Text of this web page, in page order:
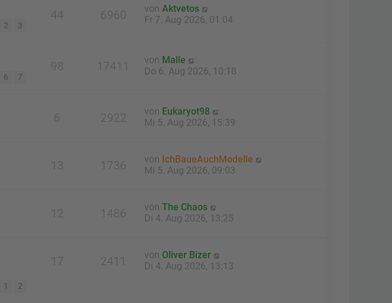
2 3
44 6960 von Aktvetos
Fr 7. Aug 2026, 01:04
6 7
98 17411 von Malle
Do 6. Aug 2026, 10:18
6 2922 von Eukaryot98
Mi 5. Aug 2026, 15:39
13 1736 von IchBaueAuchModelle
Mi 5. Aug 2026, 09:03
12 1486 von The Chaos
Di 4. Aug 2026, 13:25
1 2
17 2411 von Oliver Bizer
Di 4. Aug 2026, 13:13